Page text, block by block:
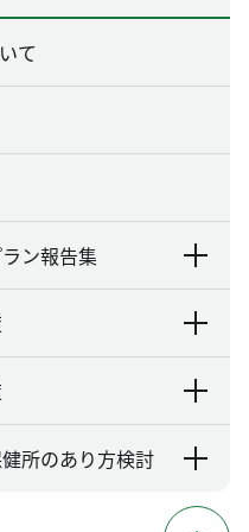
て
ン報告集
所のあり方検討